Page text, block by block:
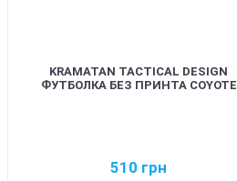
KRAMATAN TACTICAL DESIGN
ФУТБОЛКА БЕЗ ПРИНТА COYOTE
510 грн